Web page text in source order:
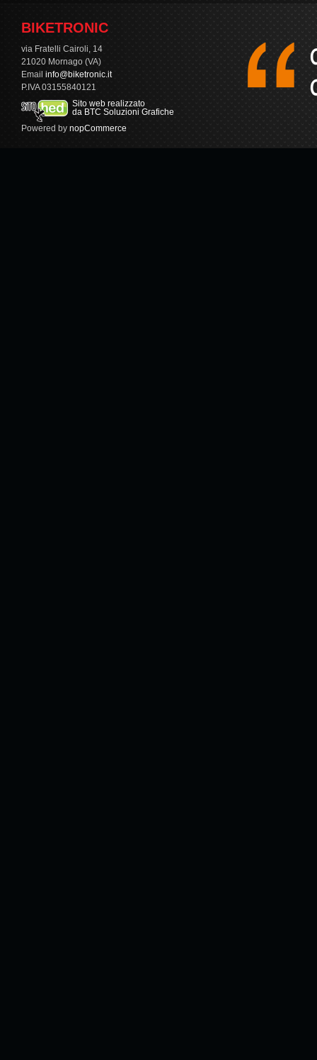
BIKETRONIC
via Fratelli Cairoli, 14
21020 Mornago (VA)
Email info@biketronic.it
P.IVA 03155840121
Sito web realizzato
da BTC Soluzioni Grafiche
Powered by nopCommerce